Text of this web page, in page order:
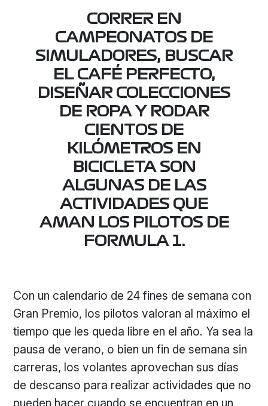
CORRER EN
CAMPEONATOS DE
SIMULADORES, BUSCAR
EL CAFÉ PERFECTO,
DISEÑAR COLECCIONES
DE ROPA Y RODAR
CIENTOS DE
KILÓMETROS EN
BICICLETA SON
ALGUNAS DE LAS
ACTIVIDADES QUE
AMAN LOS PILOTOS DE
FORMULA 1.
Con un calendario de 24 fines de semana con
Gran Premio, los pilotos valoran al máximo el
tiempo que les queda libre en el año. Ya sea la
pausa de verano, o bien un fin de semana sin
carreras, los volantes aprovechan sus días
de descanso para realizar actividades que no
pueden hacer cuando se encuentran en un